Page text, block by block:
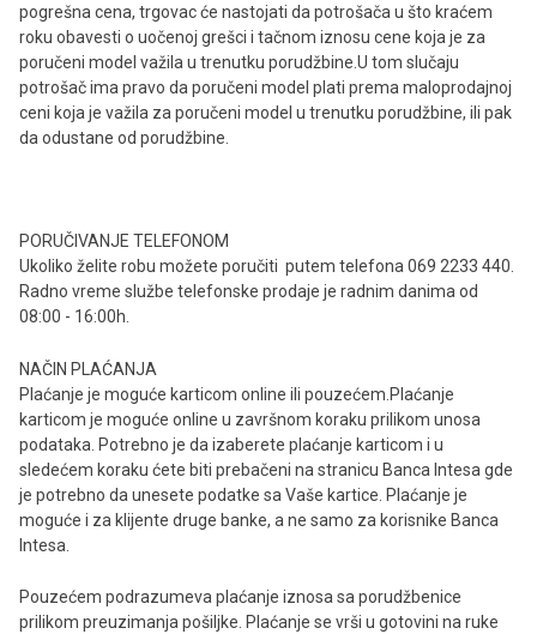
pogrešna cena, trgovac će nastojati da potrošača u što kraćem
roku obavesti o uočenoj grešci i tačnom iznosu cene koja je za
poručeni model važila u trenutku porudžbine.U tom slučaju
potrošač ima pravo da poručeni model plati prema maloprodajnoj
ceni koja je važila za poručeni model u trenutku porudžbine, ili pak
da odustane od porudžbine.
PORUČIVANJE TELEFONOM
Ukoliko želite robu možete poručiti putem telefona 069 2233 440.
Radno vreme službe telefonske prodaje je radnim danima od
08:00 - 16:00h.
NAČIN PLAĆANJA
Plaćanje je moguće karticom online ili pouzećem.Plaćanje
karticom je moguće online u završnom koraku prilikom unosa
podataka. Potrebno je da izaberete plaćanje karticom i u
sledećem koraku ćete biti prebačeni na stranicu Banca Intesa gde
je potrebno da unesete podatke sa Vaše kartice. Plaćanje je
moguće i za klijente druge banke, a ne samo za korisnike Banca
Intesa.
Pouzećem podrazumeva plaćanje iznosa sa porudžbenice
prilikom preuzimanja pošiljke. Plaćanje se vrši u gotovini na ruke